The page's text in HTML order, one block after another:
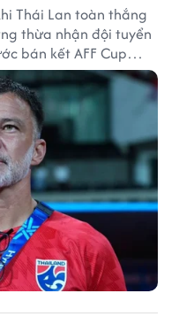
Thái Lan toàn thắng
thừa nhận đội tuyển
bán kết AFF Cup